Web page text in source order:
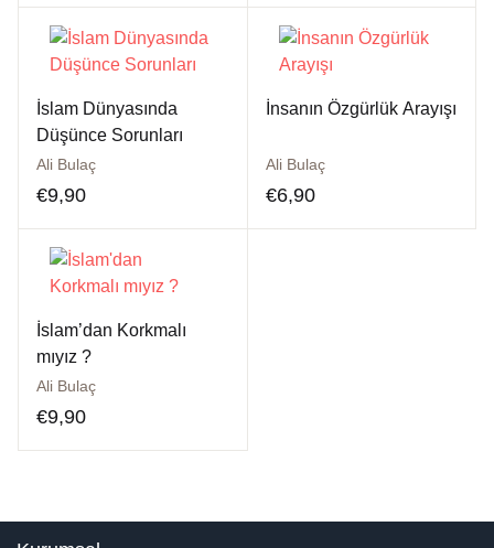
İslam Dünyasında
Düşünce Sorunları
Ali Bulaç
€9,90
İnsanın Özgürlük Arayışı
Ali Bulaç
€6,90
İslam’dan Korkmalı
mıyız ?
Ali Bulaç
€9,90